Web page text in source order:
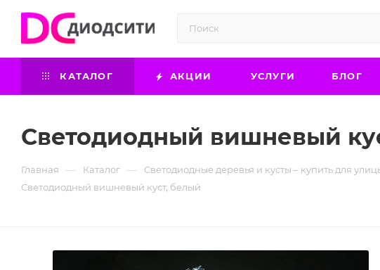
КАТАЛОГ АКЦИИ УСЛУГИ БЛОГ
Светодиодный вишневый
Главная — Каталог — Светодиодные деревья и кусты – купить для
Светодиодный вишневый куст, белый